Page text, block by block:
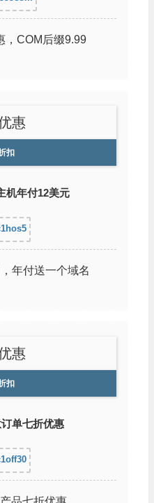
，COM后缀9.99
惠
扣
机年付12美元
年付送一个域名
惠
扣
单七折优惠